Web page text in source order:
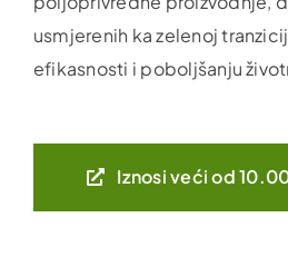
usmjerenih ka zelenoj
efikasnosti i poboljšanju
Iznosi veći od